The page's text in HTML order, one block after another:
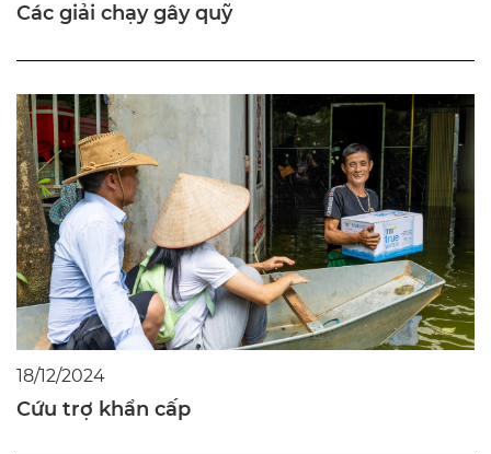
Các giải chạy gây quỹ
18/12/2024
Cứu trợ khẩn cấp